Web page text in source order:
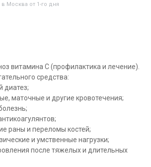
Москва от 1-го дня
витамина C (профилактика и лечение).
средства:
диатез;
маточные и другие кровотечения;
раны и переломы костей;
и умственные нагрузки;
после тяжелых и длительных